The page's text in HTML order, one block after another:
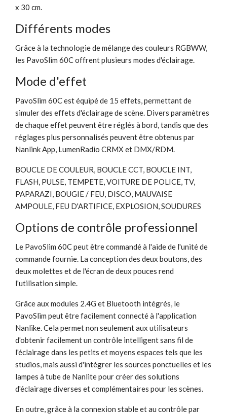
x 30 cm.
Différents modes
Grâce à la technologie de mélange des couleurs RGBWW,
les PavoSlim 60C offrent plusieurs modes d'éclairage.
Mode d'effet
PavoSlim 60C est équipé de 15 effets, permettant de
simuler des effets d'éclairage de scène. Divers paramètres
de chaque effet peuvent être réglés à bord, tandis que des
réglages plus personnalisés peuvent être obtenus par
Nanlink App, LumenRadio CRMX et DMX/RDM.
BOUCLE DE COULEUR, BOUCLE CCT, BOUCLE INT,
FLASH, PULSE, TEMPETE, VOITURE DE POLICE, TV,
PAPARAZI, BOUGIE / FEU, DISCO, MAUVAISE
AMPOULE, FEU D'ARTIFICE, EXPLOSION, SOUDURES
Options de contrôle professionnel
Le PavoSlim 60C peut être commandé à l'aide de l'unité de
commande fournie. La conception des deux boutons, des
deux molettes et de l'écran de deux pouces rend
l'utilisation simple.
Grâce aux modules 2.4G et Bluetooth intégrés, le
PavoSlim peut être facilement connecté à l'application
Nanlike. Cela permet non seulement aux utilisateurs
d'obtenir facilement un contrôle intelligent sans fil de
l'éclairage dans les petits et moyens espaces tels que les
studios, mais aussi d'intégrer les sources ponctuelles et les
lampes à tube de Nanlite pour créer des solutions
d'éclairage diverses et complémentaires pour les scènes.
En outre, grâce à la connexion stable et au contrôle par